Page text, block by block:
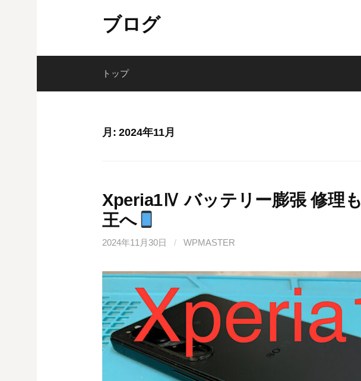
ン
ブログ
トップ
月:2024年11月
Xperia1Ⅳ バッテリー膨張 修理
王へ
2024年11月30日 / WPMASTER